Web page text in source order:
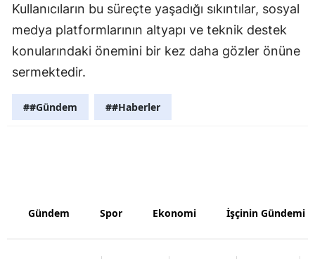
Aksaray
Bayburt
Kullanıcıların bu süreçte yaşadığı sıkıntılar, sosyal
medya platformlarının altyapı ve teknik destek
konularındaki önemini bir kez daha gözler önüne
sermektedir.
##Gündem ##Haberler
Gündem Spor Ekonomi İşçinin Gündemi